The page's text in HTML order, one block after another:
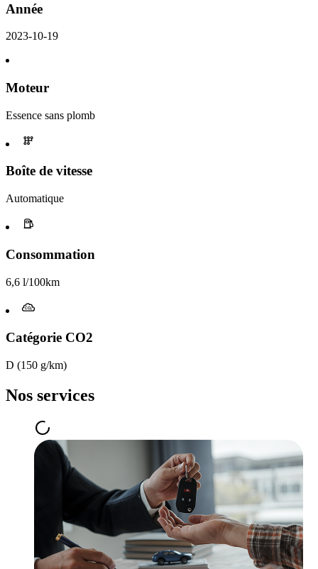
Année
2023-10-19
Moteur
Essence sans plomb
Boîte de vitesse
Automatique
Consommation
6,6 l/100km
Catégorie CO2
D (150 g/km)
Nos services